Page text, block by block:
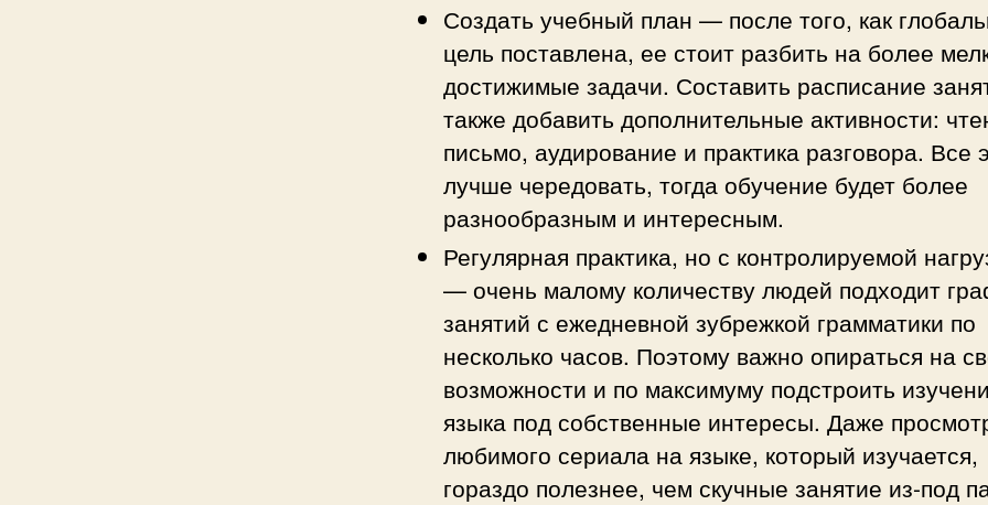
Создать учебный план — после того, как
цель поставлена, ее стоит разбить на более
достижимые задачи. Составить расписание
также добавить дополнительные активности:
письмо, аудирование и практика разговора. Все
лучше чередовать, тогда обучение будет более
разнообразным и интересным.
Регулярная практика, но с контролируемой
— очень малому количеству людей подходит
занятий с ежедневной зубрежкой грамматики по
несколько часов. Поэтому важно опираться на
возможности и по максимуму подстроить
языка под собственные интересы. Даже
любимого сериала на языке, который изучается,
гораздо полезнее, чем скучные занятие из-под